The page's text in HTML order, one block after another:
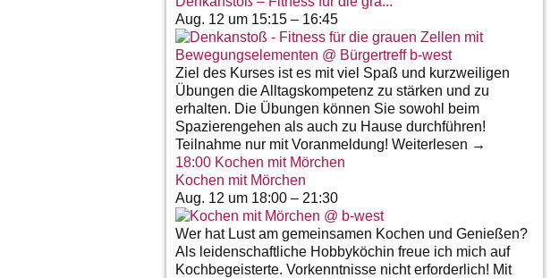
Aug. 12 um 15:15 – 16:45
Ziel des Kurses ist es mit viel Spaß und kurzweiligen
Übungen die Alltagskompetenz zu stärken und zu
erhalten. Die Übungen können Sie sowohl beim
Spazierengehen als auch zu Hause durchführen!
Teilnahme nur mit Voranmeldung! Weiterlesen →
18:00 Kochen mit Mörchen
Kochen mit Mörchen
Aug. 12 um 18:00 – 21:30
Wer hat Lust am gemeinsamen Kochen und Genießen?
Als leidenschaftliche Hobbyköchin freue ich mich auf
Kochbegeisterte. Vorkenntnisse nicht erforderlich! Mit